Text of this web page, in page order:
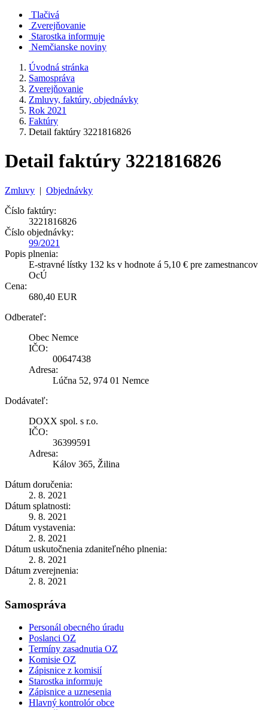
Tlačivá
Zverejňovanie
Starostka informuje
Nemčianske noviny
Úvodná stránka
Samospráva
Zverejňovanie
Zmluvy, faktúry, objednávky
Rok 2021
Faktúry
Detail faktúry 3221816826
Detail faktúry 3221816826
Zmluvy | Objednávky
Číslo faktúry:
3221816826
Číslo objednávky:
99/2021
Popis plnenia:
E-stravné lístky 132 ks v hodnote á 5,10 € pre zamestnancov
OcÚ
Cena:
680,40 EUR
Odberateľ:
Obec Nemce
IČO:
00647438
Adresa:
Lúčna 52, 974 01 Nemce
Dodávateľ:
DOXX spol. s r.o.
IČO:
36399591
Adresa:
Kálov 365, Žilina
Dátum doručenia:
2. 8. 2021
Dátum splatnosti:
9. 8. 2021
Dátum vystavenia:
2. 8. 2021
Dátum uskutočnenia zdaniteľného plnenia:
2. 8. 2021
Dátum zverejnenia:
2. 8. 2021
Samospráva
Personál obecného úradu
Poslanci OZ
Termíny zasadnutia OZ
Komisie OZ
Zápisnice z komisií
Starostka informuje
Zápisnice a uznesenia
Hlavný kontrolór obce